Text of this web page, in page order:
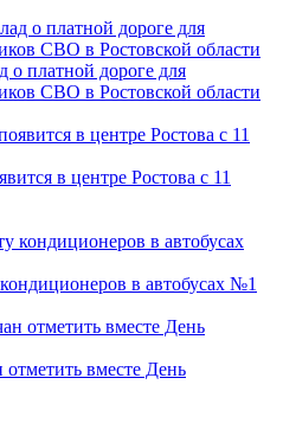
о платной дороге для
СВО в Ростовской области
в центре Ростова с 11
в автобусах №1
вместе День